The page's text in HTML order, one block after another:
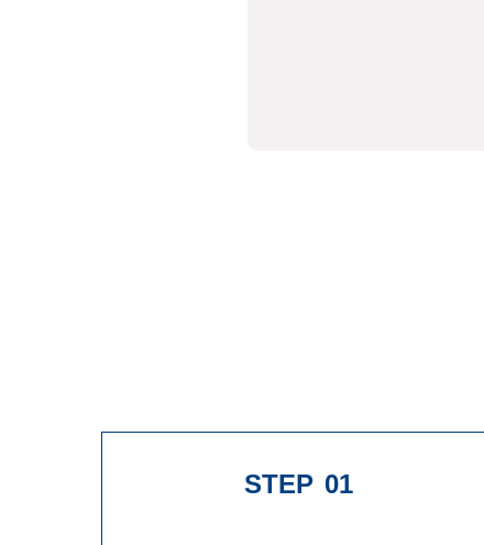
STEP 01